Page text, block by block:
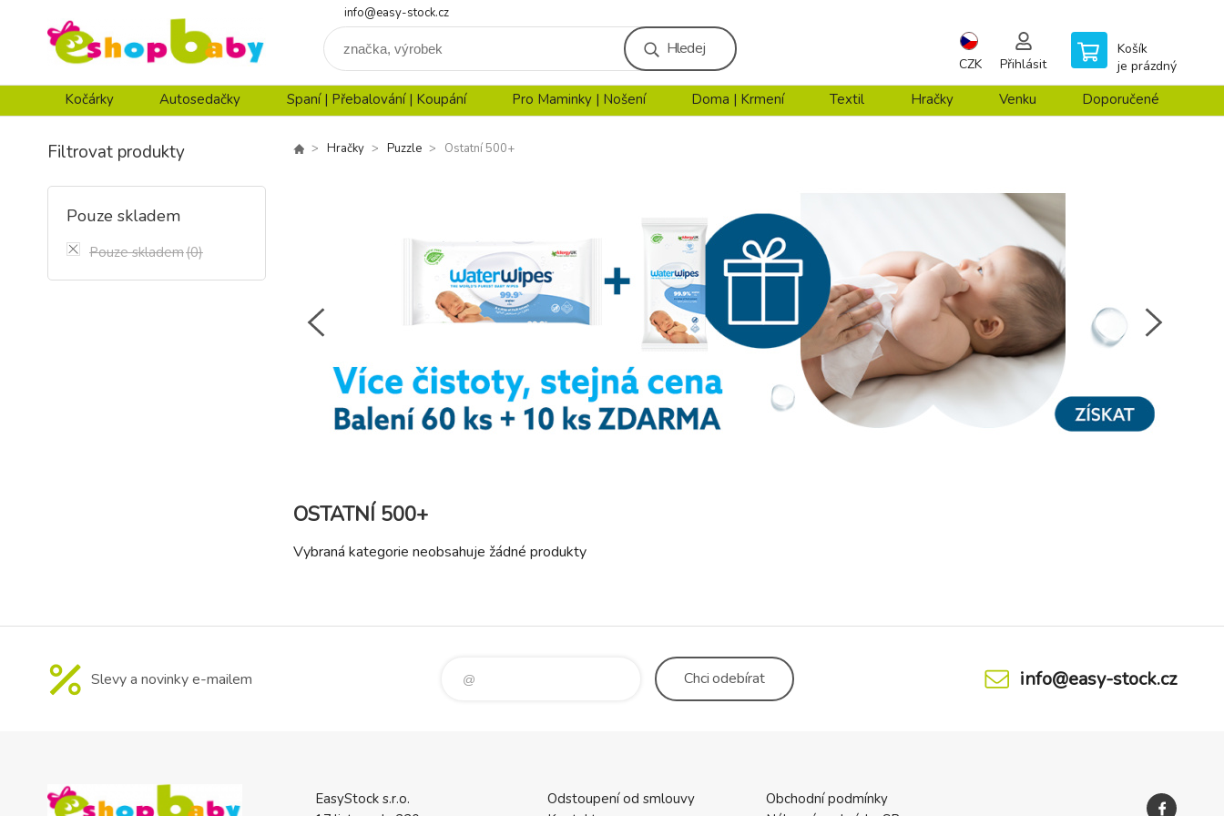
info@easy-stock.cz
Hledej
CZK Přihlásit
Košík
je prázdný
Kočárky Autosedačky Spaní | Přebalování | Koupání Pro Maminky | Nošení Doma | Krmení Textil Hračky Venku Doporučené
Filtrovat produkty
Pouze skladem
Pouze skladem(0)
Hračky Puzzle Ostatní 500+
OSTATNÍ 500+
Vybraná kategorie neobsahuje žádné produkty
Slevy a novinky e-mailem Chciodebírat info@easy-stock.cz
EasyStock s.r.o.
Odstoupení od smlouvy
Obchodní podmínky